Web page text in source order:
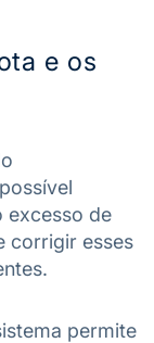
e os
excesso de
corrigir esses
permite